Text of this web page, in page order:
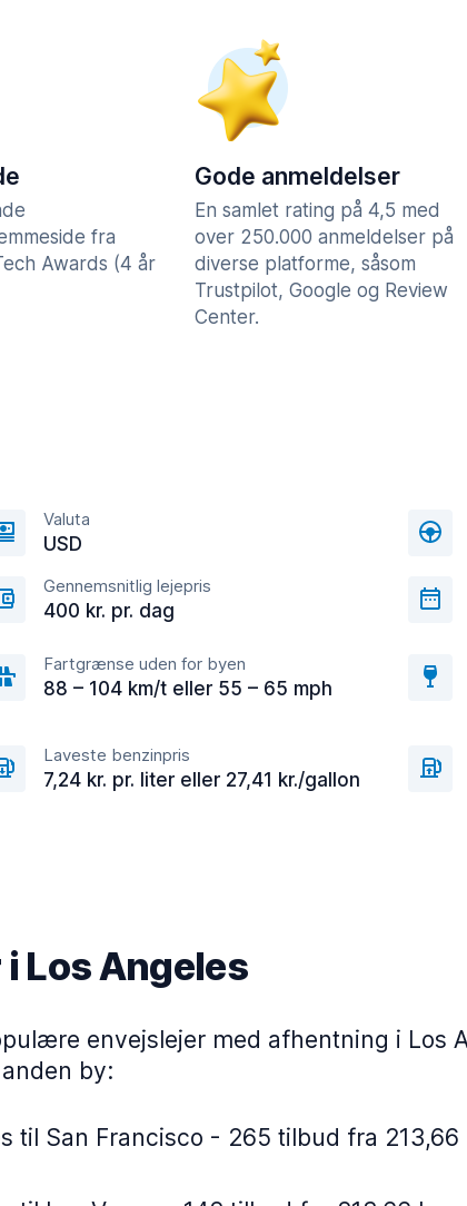
fra
Awards (4 år
Gode anmeldelser
En samlet rating på 4,5 med
over 250.000 anmeldelser på
diverse platforme, såsom
Trustpilot, Google og Review
Center.
Valuta
USD
Gennemsnitlig lejepris
400 kr. pr. dag
Fartgrænse uden for byen
88 – 104 km/t eller 55 – 65 mph
Laveste benzinpris
7,24 kr. pr. liter eller 27,41 kr./gallon
Los Angeles
envejslejer med afhentning i Los
by:
til San Francisco - 265 tilbud fra 213,66